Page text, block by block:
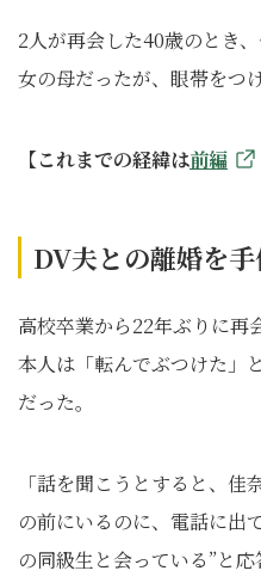
2人が再会した40歳のとき
女の母だったが、眼帯をつ
【これまでの経緯は前編
DV夫との離婚を手
高校卒業から22年ぶりに再
本人は「転んでぶつけた」
だった。
「話を聞こうとすると、
の前にいるのに、電話に出
の同級生と会っている”と